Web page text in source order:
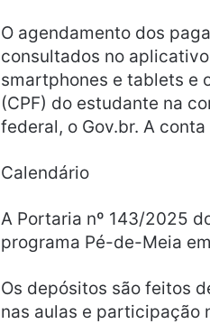
O agendamento dos
consultados no
smartphones e tablets e
(CPF) do estudante na
federal, o Gov.br. A
Calendário
A Portaria nº 143/2025
programa Pé-de-Meia
Os depósitos são feitos
nas aulas e participação